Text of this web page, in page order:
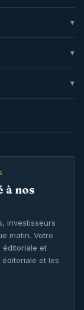
à nos
investisseurs
matin. Votre
éditoriale et
et les